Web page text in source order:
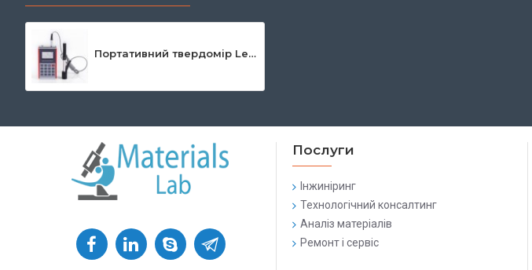
Портативний твердомір Leeb 130
Послуги
Інжиніринг
Технологічний консалтинг
Аналіз матеріалів
Ремонт і сервіс